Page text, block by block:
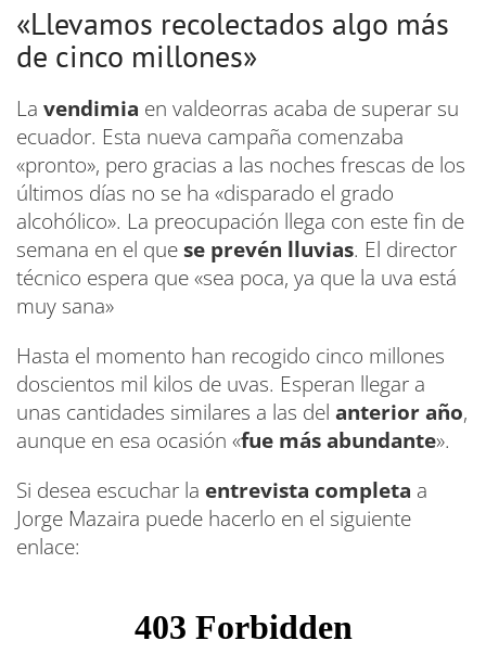
«Llevamos recolectados algo más
de cinco millones»
La vendimia en valdeorras acaba de superar su
ecuador. Esta nueva campaña comenzaba
«pronto», pero gracias a las noches frescas de los
últimos días no se ha «disparado el grado
alcohólico». La preocupación llega con este fin de
semana en el quese prevén lluvias. El director
técnico espera que «sea poca, ya que la uva está
muy sana»
Hasta el momento han recogido cinco millones
doscientos mil kilos de uvas. Esperan llegar a
unas cantidades similares a las del anterior año,
aunque en esa ocasión «fue más abundante».
Si desea escuchar la entrevista completa a
Jorge Mazaira puede hacerlo en el siguiente
enlace: